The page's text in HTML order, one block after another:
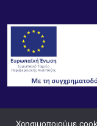
©
Χρησιμοποιούμε